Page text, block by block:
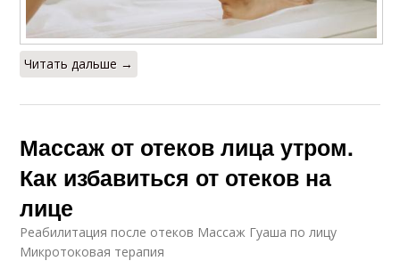
Читать дальше →
Массаж от отеков лица утром.
Как избавиться от отеков на
лице
Реабилитация после отеков Массаж Гуаша по лицу
Микротоковая терапия